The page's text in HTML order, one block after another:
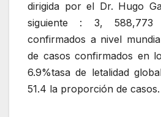
dirigida por el Dr. Hugo
siguiente : 3,
confirmados a nivel
de casos confirmados en
6.9%tasa de letalidad
51.4 la proporción de casos.